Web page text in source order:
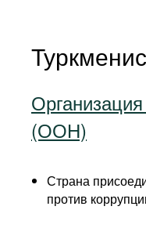
(ООН)
Страна
против